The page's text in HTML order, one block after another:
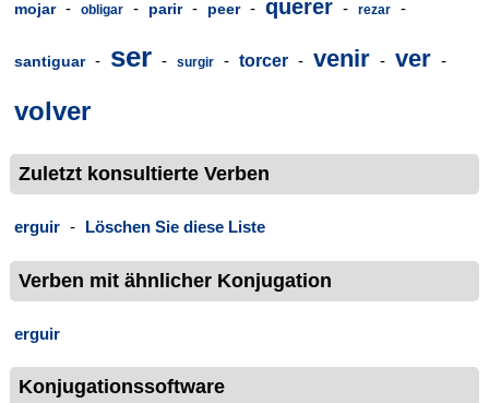
mojar - obligar - parir - peer - querer - rezar -
santiguar - ser - surgir - torcer - venir - ver -
volver
Zuletzt konsultierte Verben
erguir - Löschen Sie diese Liste
Verben mit ähnlicher Konjugation
erguir
Konjugationssoftware